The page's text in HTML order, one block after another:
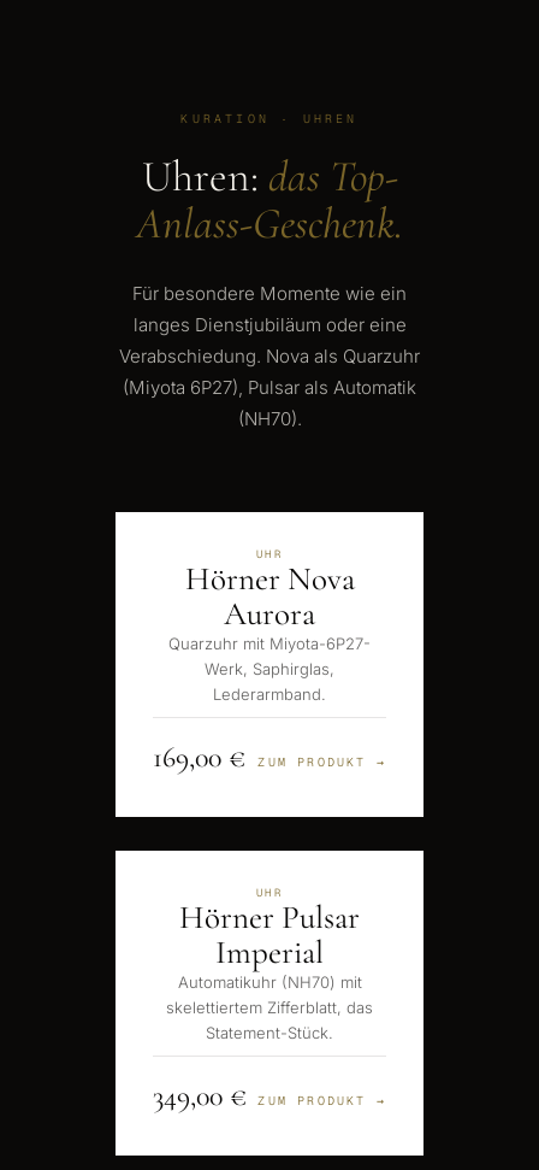
KURATION · UHREN
Uhren: das Top-
Anlass-Geschenk.
Für besondere Momente wie ein
langes Dienstjubiläum oder eine
Verabschiedung. Nova als Quarzuhr
(Miyota 6P27), Pulsar als Automatik
(NH70).
UHR
Hörner Nova
Aurora
Quarzuhr mit Miyota-6P27-
Werk, Saphirglas,
Lederarmband.
169,00 € ZUM PRODUKT →
UHR
Hörner Pulsar
Imperial
Automatikuhr (NH70) mit
skelettiertem Zifferblatt, das
Statement-Stück.
349,00 € ZUM PRODUKT →